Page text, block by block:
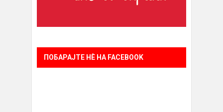
ПОБАРАЈТЕ НÈ НА FACEBOOK